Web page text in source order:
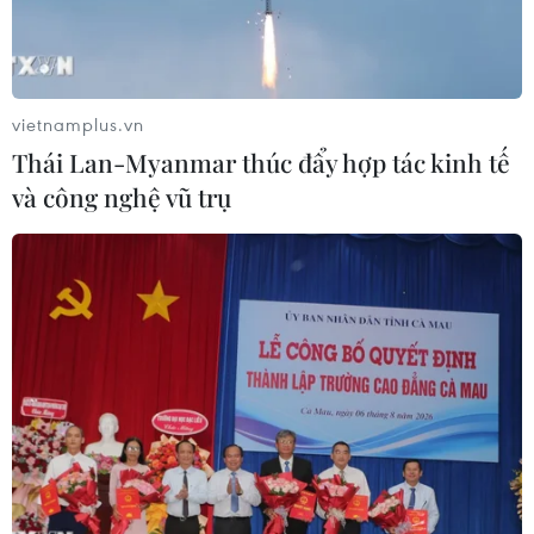
Một dây chuyền lắp ráp ô tô phải dừng hoạt động. Ảnh minh
họa. (Nguồn: asianews.network)
Hãng sản xuất ôtô Hyundai Motor Co. của Hàn
Quốc ngày 18/2 thông báo ngừng hoạt động của
1 trong 5 nhà máy lắp ráp ôtô chính ở thành phố
vietnamplus.vn
Thái Lan-Myanmar thúc đẩy hợp tác kinh tế
và công nghệ vũ trụ